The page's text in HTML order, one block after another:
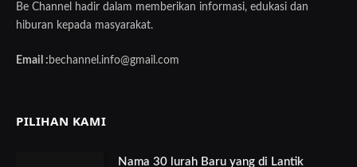
Be Channel hadir dalam memberikan informasi, edukasi dan
hiburan kepada masyarakat.
Email : bechannel.info@gmail.com
PILIHAN KAMI
Nama 30 lurah Baru yang di Lantik